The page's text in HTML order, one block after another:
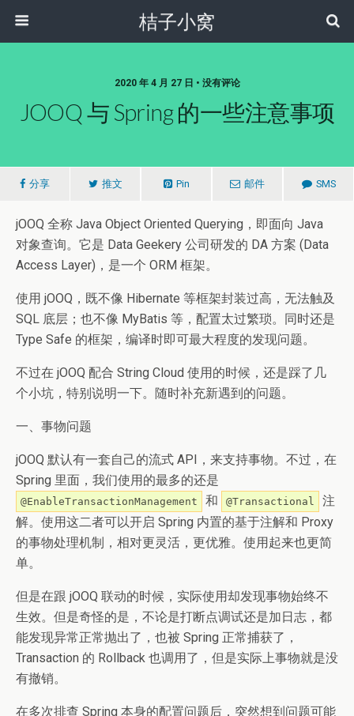
桔子小窝
2020 年 4 月 27 日 • 没有评论
JOOQ 与 Spring 的一些注意事项
分享 推文 Pin 邮件 SMS
jOOQ 全称 Java Object Oriented Querying，即面向 Java
对象查询。它是 Data Geekery 公司研发的 DA 方案 (Data
Access Layer)，是一个 ORM 框架。
使用 jOOQ，既不像 Hibernate 等框架封装过高，无法触及
SQL 底层；也不像 MyBatis 等，配置太过繁琐。同时还是
Type Safe 的框架，编译时即可最大程度的发现问题。
不过在 jOOQ 配合 String Cloud 使用的时候，还是踩了几
个小坑，特别说明一下。随时补充新遇到的问题。
一、事物问题
jOOQ 默认有一套自己的流式 API，来支持事物。不过，在
Spring 里面，我们使用的最多的还是
@EnableTransactionManagement 和 @Transactional
注
解。使用这二者可以开启 Spring 内置的基于注解和 Proxy
的事物处理机制，相对更灵活，更优雅。使用起来也更简
单。
但是在跟 jOOQ 联动的时候，实际使用却发现事物始终不
生效。但是奇怪的是，不论是打断点调试还是加日志，都
能发现异常正常抛出了，也被 Spring 正常捕获了，
Transaction 的 Rollback 也调用了，但是实际上事物就是没
有撤销。
在多次排查 Spring 本身的配置问题后，突然想到问题可能